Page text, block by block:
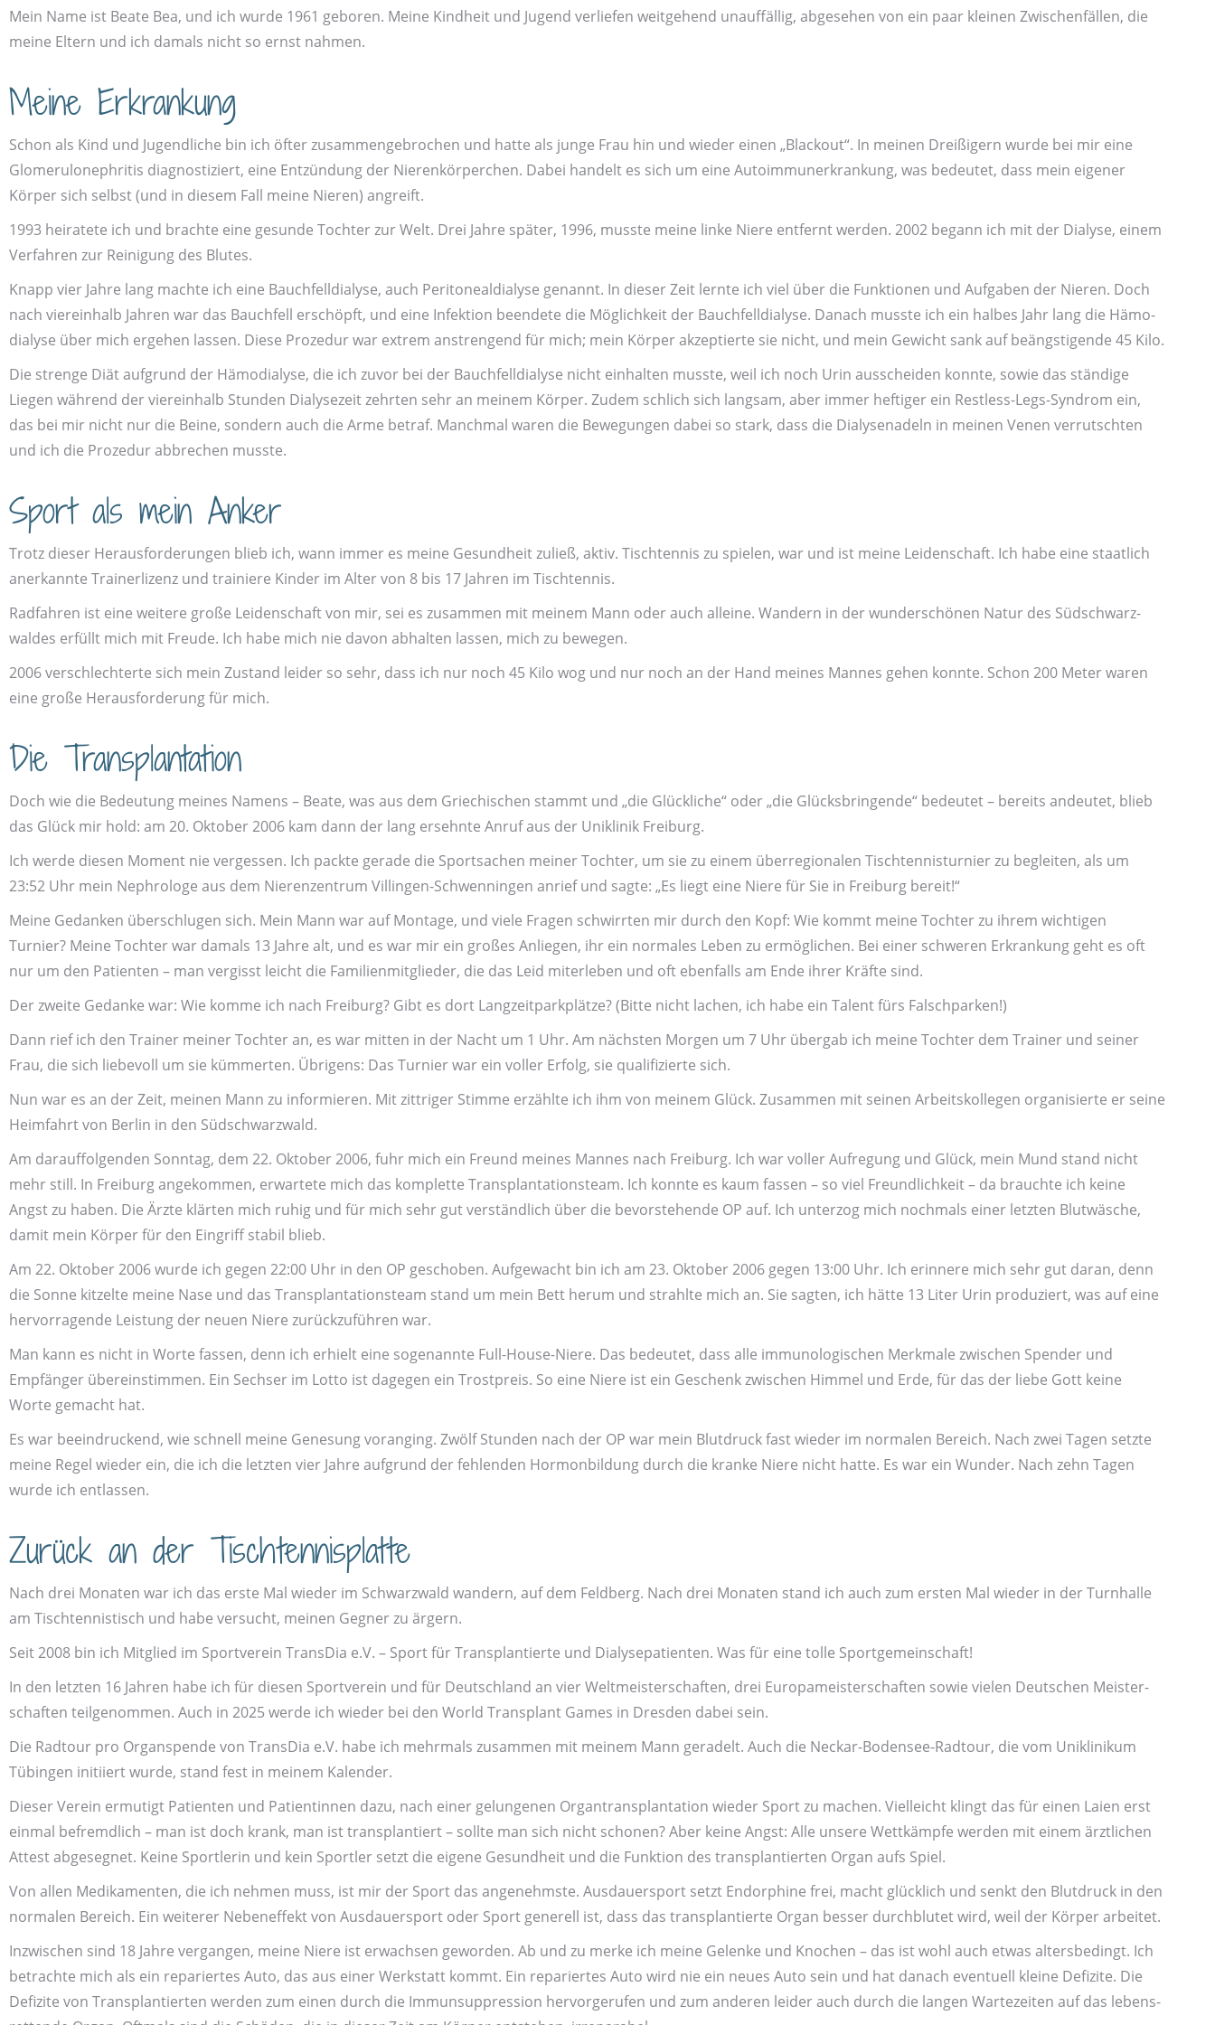
Mein Name ist Beate Bea, und ich wurde 1961 geboren. Meine Kind­heit und Jugend verliefen weit­gehend unauf­fällig, abgesehen von ein paar kleinen Zwischen­fällen, die
meine Eltern und ich damals nicht so ernst nahmen.
Meine Erkrankung
Schon als Kind und Jugend­liche bin ich öfter zusammen­gebrochen und hatte als junge Frau hin und wieder einen „Blackout“. In meinen Dreißigern wurde bei mir eine
Glomerulo­nephritis diagnostiziert, eine Entzündung der Nieren­körperchen. Dabei handelt es sich um eine Autoimmun­erkrankung, was bedeutet, dass mein eigener
Körper sich selbst (und in diesem Fall meine Nieren) angreift.
1993 heiratete ich und brachte eine gesunde Tochter zur Welt. Drei Jahre später, 1996, musste meine linke Niere entfernt werden. 2002 begann ich mit der Dialyse, einem
Verfahren zur Reinigung des Blutes.
Knapp vier Jahre lang machte ich eine Bauchfell­dialyse, auch Peritonealdialyse genannt. In dieser Zeit lernte ich viel über die Funktionen und Aufgaben der Nieren. Doch
nach vier­einhalb Jahren war das Bauch­fell erschöpft, und eine Infektion beendete die Möglichkeit der Bauchfell­dialyse. Danach musste ich ein halbes Jahr lang die Hämo­
dialyse über mich ergehen lassen. Diese Prozedur war extrem anstrengend für mich; mein Körper akzeptierte sie nicht, und mein Gewicht sank auf beängstigende 45 Kilo.
Die strenge Diät aufgrund der Hämodialyse, die ich zuvor bei der Bauchfell­dialyse nicht einhalten musste, weil ich noch Urin ausscheiden konnte, sowie das ständige
Liegen während der vier­einhalb Stunden Dialysezeit zehrten sehr an meinem Körper. Zudem schlich sich langsam, aber immer heftiger ein Restless-Legs-Syndrom ein,
das bei mir nicht nur die Beine, sondern auch die Arme betraf. Manchmal waren die Bewegungen dabei so stark, dass die Dialyse­nadeln in meinen Venen verrutschten
und ich die Prozedur abbrechen musste.
Sport als mein Anker
Trotz dieser Heraus­forderungen blieb ich, wann immer es meine Gesundheit zuließ, aktiv. Tisch­tennis zu spielen, war und ist meine Leiden­schaft. Ich habe eine staatlich
anerkannte Trainer­lizenz und trainiere Kinder im Alter von 8 bis 17 Jahren im Tisch­tennis.
Rad­fahren ist eine weitere große Leiden­schaft von mir, sei es zusammen mit meinem Mann oder auch alleine. Wandern in der wunder­schönen Natur des Südschwarz­
waldes erfüllt mich mit Freude. Ich habe mich nie davon abhalten lassen, mich zu bewegen.
2006 verschlechterte sich mein Zustand leider so sehr, dass ich nur noch 45 Kilo wog und nur noch an der Hand meines Mannes gehen konnte. Schon 200 Meter waren
eine große Heraus­forderung für mich.
Die Transplantation
Doch wie die Bedeutung meines Namens – Beate, was aus dem Griechischen stammt und „die Glückliche“ oder „die Glücks­bringende“ bedeutet – bereits andeutet, blieb
das Glück mir hold: am 20. Oktober 2006 kam dann der lang ersehnte Anruf aus der Uni­klinik Freiburg.
Ich werde diesen Moment nie vergessen. Ich packte gerade die Sport­sachen meiner Tochter, um sie zu einem über­regionalen Tischtennis­turnier zu begleiten, als um
23:52 Uhr mein Nephrologe aus dem Nieren­zentrum Villingen-Schwenningen anrief und sagte: „Es liegt eine Niere für Sie in Frei­burg bereit!“
Meine Gedanken über­schlugen sich. Mein Mann war auf Montage, und viele Fragen schwirrten mir durch den Kopf: Wie kommt meine Tochter zu ihrem wichtigen
Turnier? Meine Tochter war damals 13 Jahre alt, und es war mir ein großes Anliegen, ihr ein normales Leben zu ermöglichen. Bei einer schweren Er­krankung geht es oft
nur um den Patienten – man vergisst leicht die Familien­mitglieder, die das Leid miterleben und oft ebenfalls am Ende ihrer Kräfte sind.
Der zweite Gedanke war: Wie komme ich nach Frei­burg? Gibt es dort Langzeit­park­plätze? (Bitte nicht lachen, ich habe ein Talent fürs Falsch­parken!)
Dann rief ich den Trainer meiner Tochter an, es war mitten in der Nacht um 1 Uhr. Am nächsten Morgen um 7 Uhr übergab ich meine Tochter dem Trainer und seiner
Frau, die sich liebe­voll um sie kümmerten. Übrigens: Das Turnier war ein voller Erfolg, sie qualifizierte sich.
Nun war es an der Zeit, meinen Mann zu infor­mieren. Mit zittriger Stimme erzählte ich ihm von meinem Glück. Zusammen mit seinen Arbeits­kollegen organisierte er seine
Heimfahrt von Berlin in den Südschwarz­wald.
Am darauf­folgenden Sonntag, dem 22. Oktober 2006, fuhr mich ein Freund meines Mannes nach Frei­burg. Ich war voller Aufregung und Glück, mein Mund stand nicht
mehr still. In Freiburg angekommen, erwartete mich das komplette Trans­plantations­team. Ich konnte es kaum fassen – so viel Freundlich­keit – da brauchte ich keine
Angst zu haben. Die Ärzte klärten mich ruhig und für mich sehr gut verständ­lich über die bevor­stehende OP auf. Ich unterzog mich nochmals einer letzten Blut­wäsche,
damit mein Körper für den Ein­griff stabil blieb.
Am 22. Oktober 2006 wurde ich gegen 22:00 Uhr in den OP geschoben. Aufgewacht bin ich am 23. Oktober 2006 gegen 13:00 Uhr. Ich erinnere mich sehr gut daran, denn
die Sonne kitzelte meine Nase und das Trans­plantations­team stand um mein Bett herum und strahlte mich an. Sie sagten, ich hätte 13 Liter Urin produziert, was auf eine
hervorragende Leistung der neuen Niere zurück­zuführen war.
Man kann es nicht in Worte fassen, denn ich erhielt eine so­genannte Full-House-Niere. Das bedeutet, dass alle immuno­logischen Merkmale zwischen Spender und
Empfänger überein­stimmen. Ein Sechser im Lotto ist dagegen ein Trost­preis. So eine Niere ist ein Geschenk zwischen Himmel und Erde, für das der liebe Gott keine
Worte gemacht hat.
Es war beeindruckend, wie schnell meine Genesung voranging. Zwölf Stunden nach der OP war mein Blut­druck fast wieder im normalen Bereich. Nach zwei Tagen setzte
meine Regel wieder ein, die ich die letzten vier Jahre aufgrund der fehlenden Hormon­bildung durch die kranke Niere nicht hatte. Es war ein Wunder. Nach zehn Tagen
wurde ich entlassen.
Zurück an der Tischtennisplatte
Nach drei Monaten war ich das erste Mal wieder im Schwarz­wald wandern, auf dem Feld­berg. Nach drei Monaten stand ich auch zum ersten Mal wieder in der Turn­halle
am Tisch­tennistisch und habe versucht, meinen Gegner zu ärgern.
Seit 2008 bin ich Mitglied im Sport­verein TransDia e.V. – Sport für Trans­plantierte und Dialyse­patienten. Was für eine tolle Sport­gemeinschaft!
In den letzten 16 Jahren habe ich für diesen Sport­verein und für Deutschland an vier Welt­meister­schaften, drei Europa­meister­schaften sowie vielen Deutschen Meister­­
schaften teil­genommen. Auch in 2025 werde ich wieder bei den World Trans­plant Games in Dresden dabei sein.
Die Rad­tour pro Organs­pende von TransDia e.V. habe ich mehrmals zusammen mit meinem Mann geradelt. Auch die Neckar-Bodensee-Radtour, die vom Uniklinikum
Tübingen initiiert wurde, stand fest in meinem Kalender.
Dieser Verein ermutigt Patienten und Patient­innen dazu, nach einer gelungenen Organ­trans­plantation wieder Sport zu machen. Vielleicht klingt das für einen Laien erst
einmal befremdlich – man ist doch krank, man ist trans­plantiert – sollte man sich nicht schonen? Aber keine Angst: Alle unsere Wett­kämpfe werden mit einem ärztlichen
Attest abgesegnet. Keine Sportlerin und kein Sportler setzt die eigene Gesundheit und die Funktion des trans­plantierten Organ aufs Spiel.
Von allen Medikamenten, die ich nehmen muss, ist mir der Sport das angenehmste. Ausdauer­sport setzt Endorphine frei, macht glücklich und senkt den Blut­druck in den
normalen Bereich. Ein weiterer Neben­effekt von Ausdauer­sport oder Sport generell ist, dass das trans­plantierte Organ besser durchblutet wird, weil der Körper arbeitet.
Inzwischen sind 18 Jahre vergangen, meine Niere ist erwachsen geworden. Ab und zu merke ich meine Gelenke und Knochen – das ist wohl auch etwas alters­bedingt. Ich
betrachte mich als ein repariertes Auto, das aus einer Werk­statt kommt. Ein repariertes Auto wird nie ein neues Auto sein und hat danach eventuell kleine Defizite. Die
Defizite von Trans­plantierten werden zum einen durch die Immun­suppression hervor­gerufen und zum anderen leider auch durch die langen Warte­zeiten auf das lebens­